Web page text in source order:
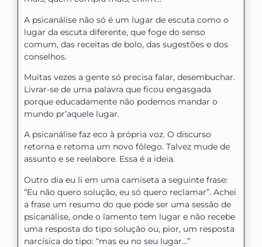
A psicanálise não só é um lugar de escuta como o
lugar da escuta diferente, que foge do senso
comum, das receitas de bolo, das sugestões e dos
conselhos.
Muitas vezes a gente só precisa falar, desembuchar.
Livrar-se de uma palavra que ficou engasgada
porque educadamente não podemos mandar o
mundo pr’aquele lugar.
A psicanálise faz eco à própria voz. O discurso
retorna e retoma um novo fôlego. Talvez mude de
assunto e se reelabore. Essa é a ideia.
Outro dia eu li em uma camiseta a seguinte frase:
“Eu não quero solução, eu só quero reclamar”. Achei
a frase um resumo do que pode ser uma sessão de
psicanálise, onde o lamento tem lugar e não recebe
uma resposta do tipo solução ou, pior, um resposta
narcísica do tipo: “mas eu no seu lugar…”